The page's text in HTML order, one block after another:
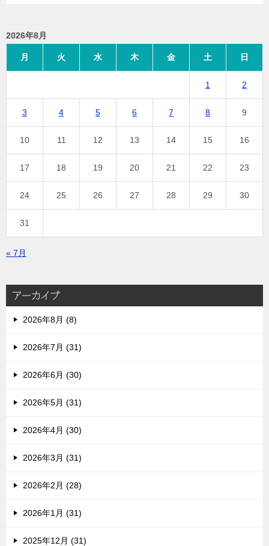
2026年8月
月 火 水 木 金 土 日
1 2
3 4 5 6 7 8 9
10 11 12 13 14 15 16
17 18 19 20 21 22 23
24 25 26 27 28 29 30
31
« 7月
アーカイブ
2026年8月 (8)
2026年7月 (31)
2026年6月 (30)
2026年5月 (31)
2026年4月 (30)
2026年3月 (31)
2026年2月 (28)
2026年1月 (31)
2025年12月 (31)